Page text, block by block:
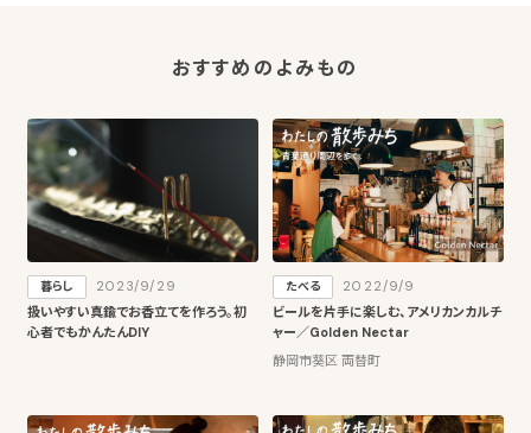
おすすめのよみもの
暮らし
2023/9/29
扱いやすい真鍮でお香立てを作ろう。初
心者でもかんたんDIY
たべる
2022/9/9
ビールを片手に楽しむ、アメリカンカルチ
ャー／Golden Nectar
静岡市葵区 両替町